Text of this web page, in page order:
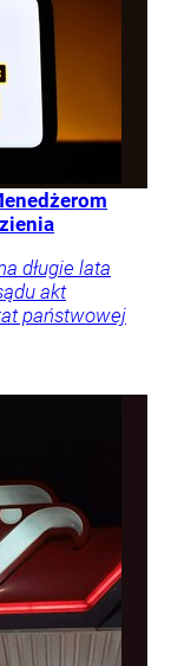
długie lata
akt
państwowej